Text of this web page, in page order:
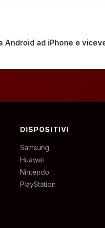
Android ad iPhone e
DISPOSITIVI
Samsung
Huawei
Nintendo
PlayStation